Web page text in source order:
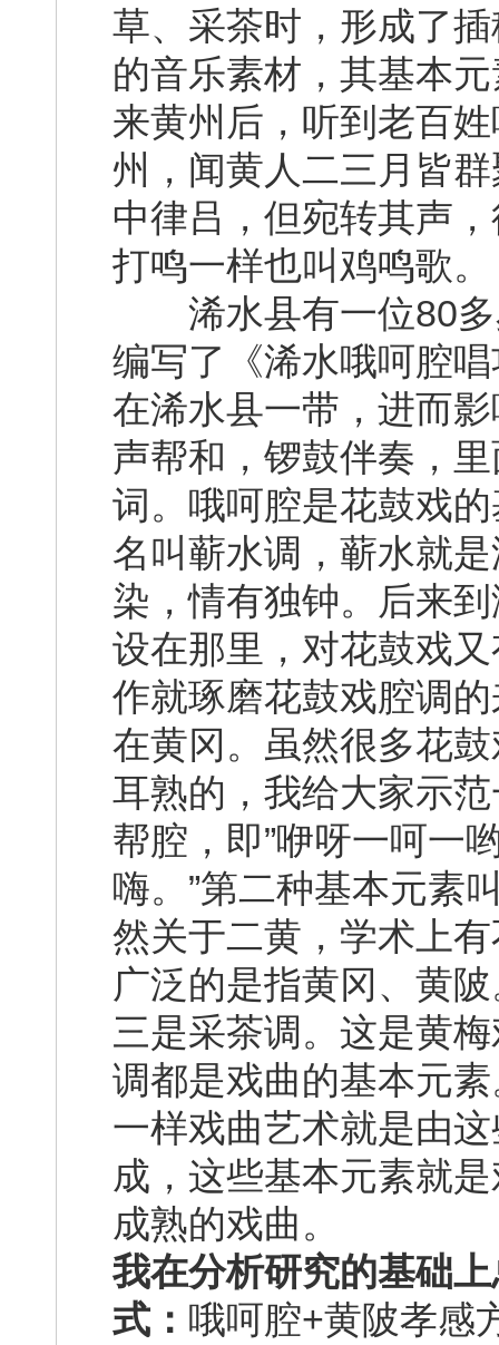
草、采茶时，形成了
的音乐素材，其基本
来黄州后，听到老百
州，闻黄人二三月皆
中律吕，但宛转其声
打鸣一样也叫鸡鸣歌。
浠水县有一位80多
编写了《浠水哦呵腔
在浠水县一带，进而
声帮和，锣鼓伴奏，
词。哦呵腔是花鼓戏
名叫蕲水调，蕲水就
染，情有独钟。后来
设在那里，对花鼓戏
作就琢磨花鼓戏腔调
在黄冈。虽然很多花
耳熟的，我给大家示
帮腔，即”咿呀一呵一
嗨。”第二种基本元素
然关于二黄，学术上
广泛的是指黄冈、黄
三是采茶调。这是黄
调都是戏曲的基本元
一样戏曲艺术就是由
成，这些基本元素就
成熟的戏曲。
我在分析研究的基础
式： 哦呵腔+黄陂孝感